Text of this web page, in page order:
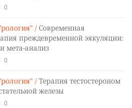
0
/ Современная
преждевременной эякуляции:
мета-анализ
0
/ Терапия тестостероном
железы
0